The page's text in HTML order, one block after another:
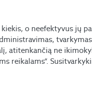
o neefektyvus jų
atitenkančią ne
reikalams“.